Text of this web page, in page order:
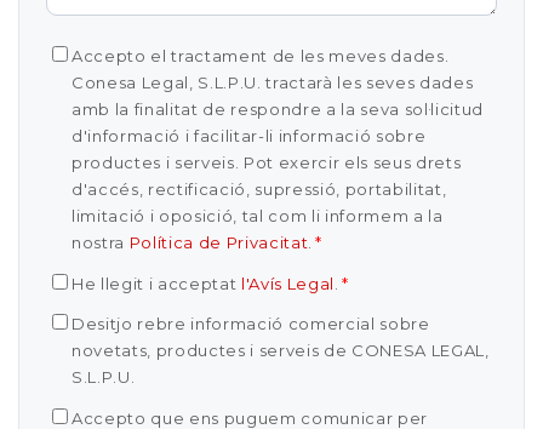
Accepto el tractament de les meves dades.
Conesa Legal, S.L.P.U. tractarà les seves dades
amb la finalitat de respondre a la seva sol·licitud
d'informació i facilitar-li informació sobre
productes i serveis. Pot exercir els seus drets
d'accés, rectificació, supressió, portabilitat,
limitació i oposició, tal com li informem a la
nostra Política de Privacitat *
He llegit i acceptat l'Avís Legal *
Desitjo rebre informació comercial sobre
novetats, productes i serveis de CONESA LEGAL,
S.L.P.U.
Accepto que ens puguem comunicar per